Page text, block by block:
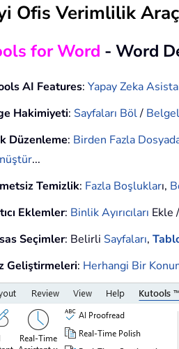
Ofis Verimlilik
for Word - Word
AI Features: Yapay Zeka
Hakimiyeti: Sayfaları Böl/
Düzenleme: Birden Fazla
...
Temizlik: Fazla Boşlukları,
Eklemler: Binlik Ayırıcıları Ekle /
Seçimler: Belirli Sayfaları,
Geliştirmeleri: Herhangi Bir